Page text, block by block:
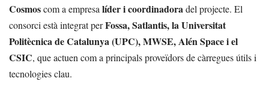
Cosmoscom a empresa líder i coordinadora del projecte. El
consorci està integrat perFossa, Satlantis, la Universitat
Politècnica de Catalunya (UPC), MWSE, Alén Space i el
CSIC, que actuen com a principals proveïdors de càrregues útils i
tecnologies clau.